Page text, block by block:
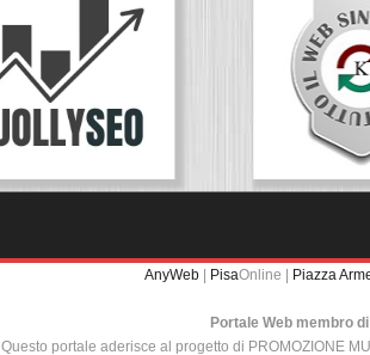
AnyWeb | PisaOnline | Piazza
Portale Web membro di
Questo portale aderisce al progetto di PROMOZIONE